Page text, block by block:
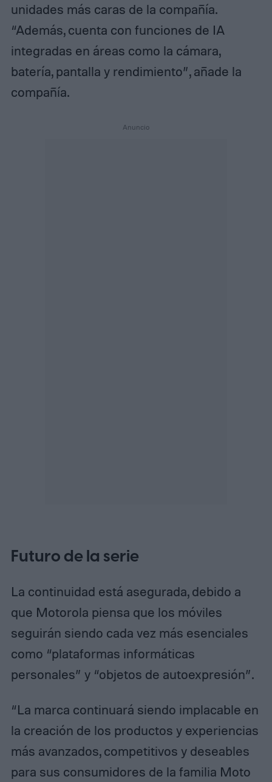
unidades más caras de la compañía.
“Además, cuenta con funciones de IA
integradas en áreas como la cámara,
batería, pantalla y rendimiento”, añade la
compañía.
Futuro de la serie
La continuidad está asegurada, debido a
que Motorola piensa que los móviles
seguirán siendo cada vez más esenciales
como “plataformas informáticas
personales” y “objetos de autoexpresión”.
“La marca continuará siendo implacable en
la creación de los productos y experiencias
más avanzados, competitivos y deseables
para sus consumidores de la familia Moto